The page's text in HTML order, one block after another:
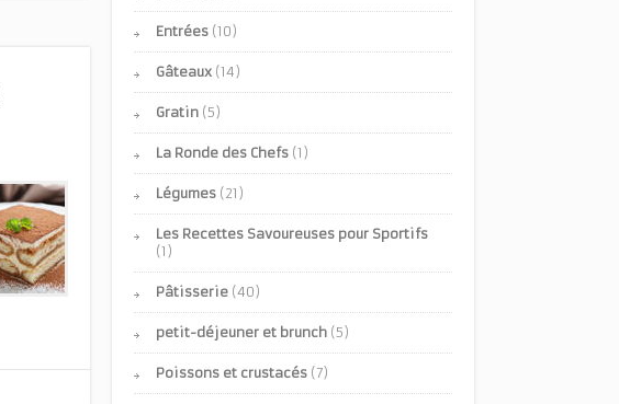
Entrées (10)
Gâteaux (14)
Gratin (5)
La Ronde des Chefs (1)
Légumes (21)
Les Recettes Savoureuses pour Sportifs
(1)
Pâtisserie (40)
petit-déjeuner et brunch (5)
Poissons et crustacés (7)